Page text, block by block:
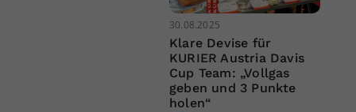
30.08.2025
Klare Devise für
KURIER Austria Davis
Cup Team: „Vollgas
geben und 3 Punkte
holen“